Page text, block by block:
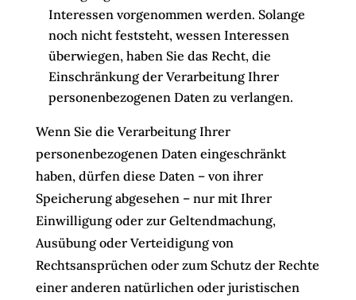
Interessen vorgenommen werden. Solange
noch nicht feststeht, wessen Interessen
überwiegen, haben Sie das Recht, die
Einschränkung der Verarbeitung Ihrer
personenbezogenen Daten zu verlangen.
Wenn Sie die Verarbeitung Ihrer
personenbezogenen Daten eingeschränkt
haben, dürfen diese Daten – von ihrer
Speicherung abgesehen – nur mit Ihrer
Einwilligung oder zur Geltendmachung,
Ausübung oder Verteidigung von
Rechtsansprüchen oder zum Schutz der Rechte
einer anderen natürlichen oder juristischen